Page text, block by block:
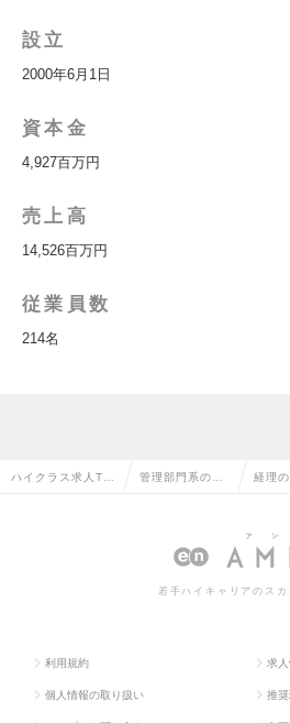
設立
2000年6月1日
資本金
4,927百万円
売上高
14,526百万円
従業員数
214名
ハイクラス求人TO 管理部門系の転 経理の
若手ハイキャリアのスカ
利用規約 求
個人情報の取り扱い 推